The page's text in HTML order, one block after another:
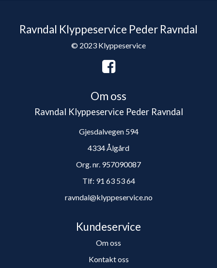
Ravndal Klyppeservice Peder Ravndal
© 2023 Klyppeservice
Om oss
Ravndal Klyppeservice Peder Ravndal
Gjesdalvegen 594
4334 Ålgård
Org. nr. 957090087
Tlf: 91 63 53 64
ravndal@klyppeservice.no
Kundeservice
Om oss
Kontakt oss